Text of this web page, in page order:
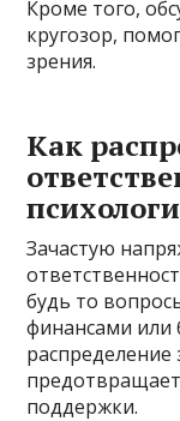
Кроме того,
кругозор,
зрения.
Как
Зачастую
будь то
финансами или
поддержки.